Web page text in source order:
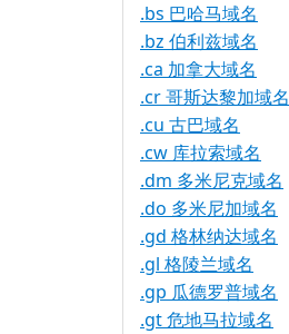
.bs 巴哈马域名
.bz 伯利兹域名
.ca 加拿大域名
.cr 哥斯达黎加域名
.cu 古巴域名
.cw 库拉索域名
.dm 多米尼克域名
.do 多米尼加域名
.gd 格林纳达域名
.gl 格陵兰域名
.gp 瓜德罗普域名
.gt 危地马拉域名